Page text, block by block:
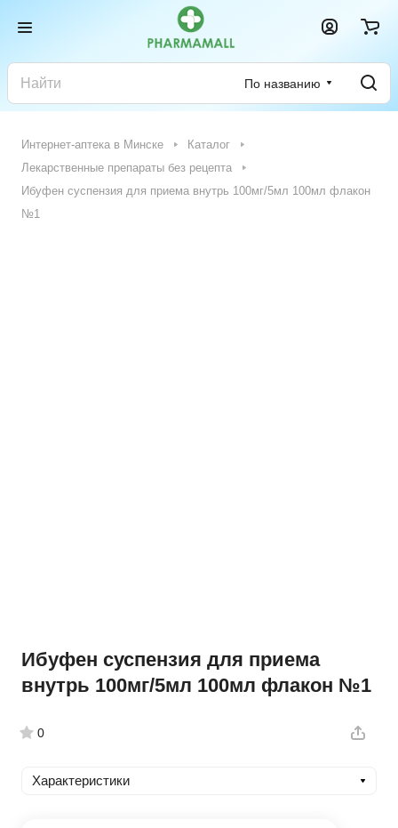
По названию
Интернет-аптека в Минске
Каталог
Лекарственные препараты без рецепта
Ибуфен суспензия для приема внутрь 100мг/5мл 100мл флакон
№1
Ибуфен суспензия для приема
внутрь 100мг/5мл 100мл флакон №1
0
Характеристики